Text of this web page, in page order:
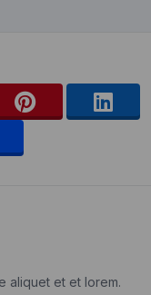
aliquet et et lorem.